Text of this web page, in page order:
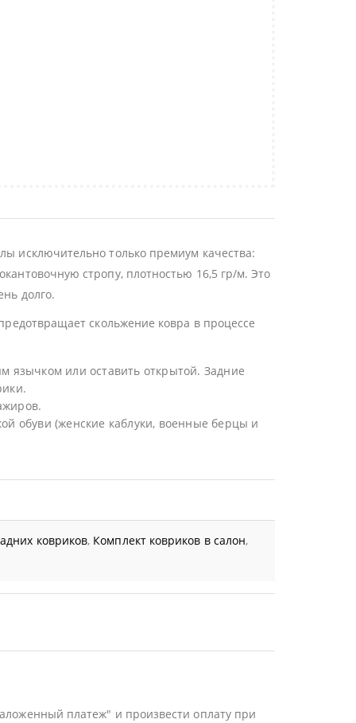
исключительно только премиум качества:
стропу, плотностью 16,5 гр/м. Это
долго.
скольжение ковра в процессе
язычком или оставить открытой. Задние
обуви (женские каблуки, военные берцы и
ковриков, Комплект ковриков в салон,
платеж" и произвести оплату при